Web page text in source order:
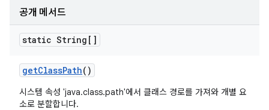
공개 메서드
static String[]
getClassPath()
시스템 속성 'java.class.path'에서 클래스 경로를 가져와 개별 요
소로 분할합니다.